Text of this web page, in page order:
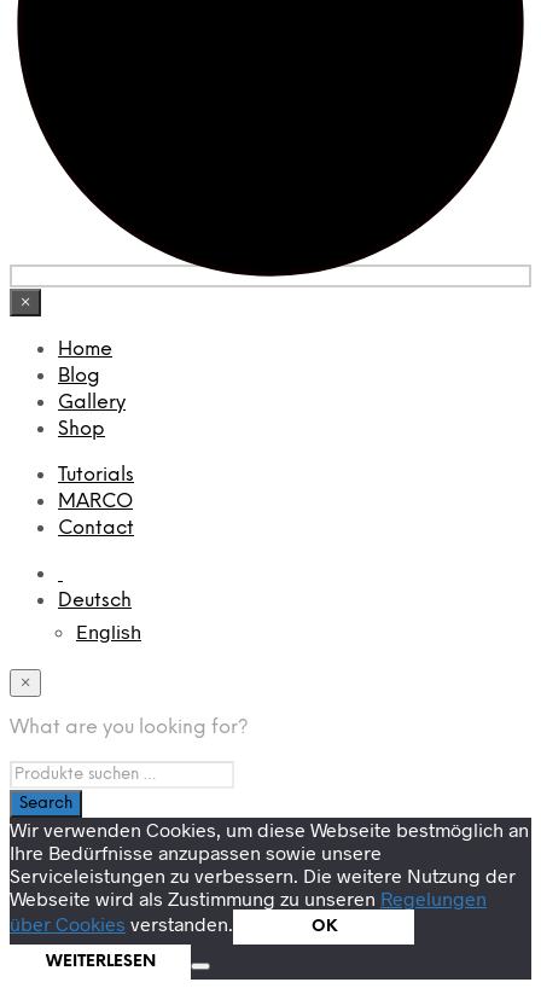
×
Home
Blog
Gallery
Shop
Tutorials
MARCO
Contact
Deutsch
English
×
What are you looking for?
Wir verwenden Cookies, um diese Webseite bestmöglich an
Ihre Bedürfnisse anzupassen sowie unsere
Serviceleistungen zu verbessern. Die weitere Nutzung der
Webseite wird als Zustimmung zu unseren Regelungen
über Cookies verstanden. OK
WEITERLESEN